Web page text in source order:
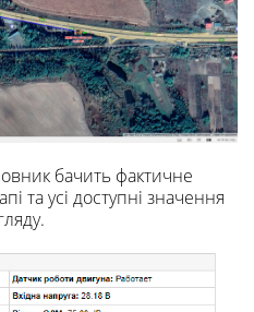
бачить фактичне
та усі доступні значення